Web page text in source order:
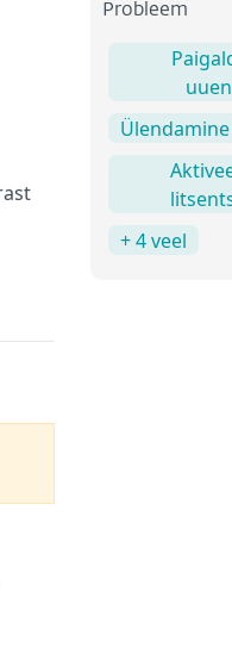
Probleem
Ülendamine
+ 4 veel